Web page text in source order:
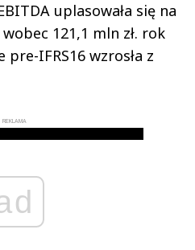
uplasowała się na
121,1 mln zł. rok
IFRS16 wzrosła z
REKLAMA